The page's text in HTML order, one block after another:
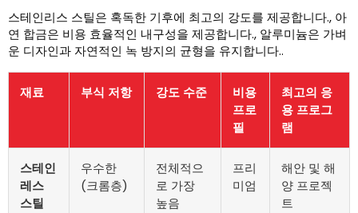
스테인리스 스틸은 혹독한 기후에 최고의 강도를 제공합니다., 아
연 합금은 비용 효율적인 내구성을 제공합니다., 알루미늄은 가벼
운 디자인과 자연적인 녹 방지의 균형을 유지합니다..
재료 부식 저항 강도 수준
비용
프로
필
최고의 응
용 프로그
램
스테인
레스
스틸
우수한
(크롬층)
전체적으
로 가장
높음
프리
미엄
해안 및 해
양 프로젝
트